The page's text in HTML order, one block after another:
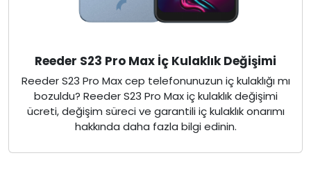
Reeder S23 Pro Max İç Kulaklık Değişimi
Reeder S23 Pro Max cep telefonunuzun iç kulaklığı mı
bozuldu? Reeder S23 Pro Max iç kulaklık değişimi
ücreti, değişim süreci ve garantili iç kulaklık onarımı
hakkında daha fazla bilgi edinin.